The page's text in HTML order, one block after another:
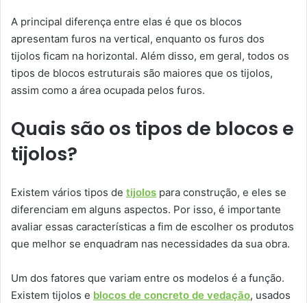
A principal diferença entre elas é que os blocos
apresentam furos na vertical, enquanto os furos dos
tijolos ficam na horizontal. Além disso, em geral, todos os
tipos de blocos estruturais são maiores que os tijolos,
assim como a área ocupada pelos furos.
Quais são os tipos de blocos e
tijolos?
Existem vários tipos de tijolos para construção, e eles se
diferenciam em alguns aspectos. Por isso, é importante
avaliar essas características a fim de escolher os produtos
que melhor se enquadram nas necessidades da sua obra.
Um dos fatores que variam entre os modelos é a função.
Existem tijolos e blocos de concreto de vedação, usados